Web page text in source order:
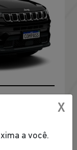
X
a você.